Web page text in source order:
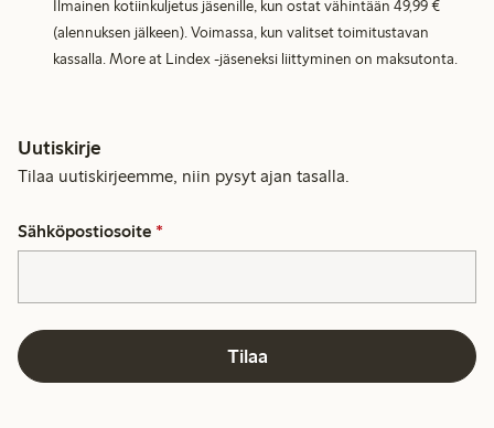
Ilmainen kotiinkuljetus jäsenille, kun ostat vähintään 49,99 €
(alennuksen jälkeen). Voimassa, kun valitset toimitustavan
kassalla. More at Lindex -jäseneksi liittyminen on maksutonta.
Uutiskirje
Tilaa uutiskirjeemme, niin pysyt ajan tasalla.
Sähköpostiosoite *
Tilaa